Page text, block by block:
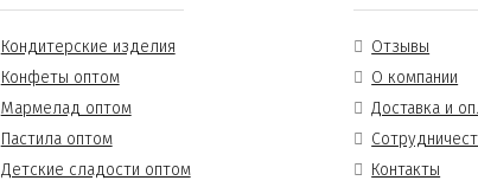
Кондитерские изделия
Конфеты оптом
Мармелад оптом
Пастила оптом
Детские сладости оптом
Отзывы
О компании
Доставка и
Контакты